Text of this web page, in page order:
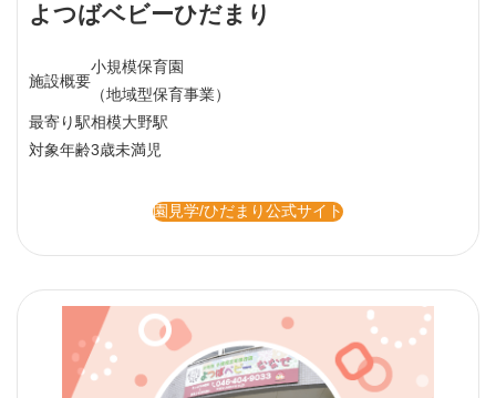
よつばベビーひだまり
施設概要
小規模保育園
（地域型保育事業）
最寄り駅相模大野駅
対象年齢3歳未満児
園見学/ひだまり公式サイト